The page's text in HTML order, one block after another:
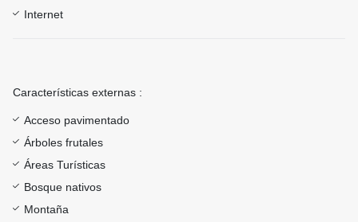
Internet
Características externas :
Acceso pavimentado
Árboles frutales
Áreas Turísticas
Bosque nativos
Montaña